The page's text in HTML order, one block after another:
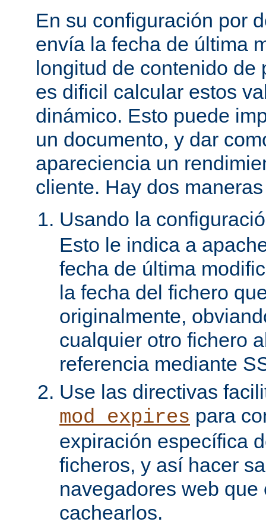
En su configuración por
envía la fecha de última
longitud de contenido
es dificil calcular estos
dinámico. Esto puede
un documento, y dar
apareciencia un
cliente. Hay dos
Usando la
Esto le indica a
fecha de última
la fecha del fichero
originalmente,
cualquier otro fichero
referencia mediante
Use las directivas
mod_expires para
expiración específica
ficheros, y así hacer
navegadores web que
cachearlos.